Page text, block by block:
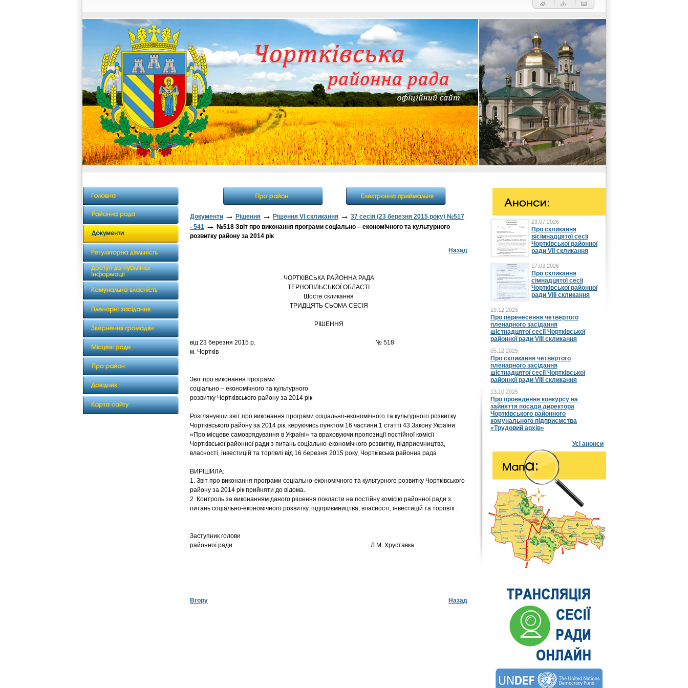
Документи → Рішення → Рішення VI скликання → 37 сесія (23 березня 2015 року) №517
- 541 → №518 Звіт про виконання програми соціально – економічного та культурного
розвитку району за 2014 рік
Назад
ЧОРТКІВСЬКА РАЙОННА РАДА
ТЕРНОПІЛЬСЬКОЇ ОБЛАСТІ
Шосте скликання
ТРИДЦЯТЬ СЬОМА СЕСІЯ
РІШЕННЯ
від 23 березня 2015 р. № 518
м. Чортків
Звіт про виконання програми
соціально – економічного та культурного
розвитку Чортківського району за 2014 рік
Розглянувши звіт про виконання програми соціально-економічного та культурного розвитку
Чортківського району за 2014 рік, керуючись пунктом 16 частини 1 статті 43 Закону України
«Про місцеве самоврядування в Україні» та враховуючи пропозиції постійної комісії
Чортківської районної ради з питань соціально-економічного розвитку, підприємництва,
власності, інвестицій та торгівлі від 16 березня 2015 року, Чортківська районна рада
ВИРІШИЛА:
1. Звіт про виконання програми соціально-економічного та культурного розвитку Чортківського
району за 2014 рік прийняти до відома.
2. Контроль за виконанням даного рішення покласти на постійну комісію районної ради з
питань соціально-економічного розвитку, підприємництва, власності, інвестицій та торгівлі .
Заступник голови
районної ради Л.М. Хруставка
Вгору Назад
23.07.2026
Про скликання
вісімнадцятої сесії
Чортківської районної
ради VII скликання
17.03.2026
Про скликання
сімнадцятої сесії
Чортківської районної
ради VIII скликання
19.12.2025
Про перенесення четвертого
пленарного засідання
шістнадцятої сесії Чортківської
районної ради VIII скликання
05.12.2025
Про скликання четвертого
пленарного засідання
шістнадцятої сесії Чортківської
районної ради VIII скликання
13.10.2025
Про проведення конкурсу на
зайняття посади директора
Чортківського районного
комунального підприємства
«Трудовий архів»
Усі анонси